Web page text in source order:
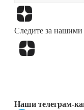
Следите за
Наши телеграм-